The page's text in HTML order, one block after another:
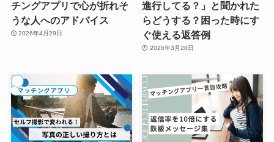
チングアプリで心が折れそ
うな人へのアドバイス
2026年4月29日
進行してる？」と聞かれた
らどうする？困った時にす
ぐ使える返答例
2026年3月28日